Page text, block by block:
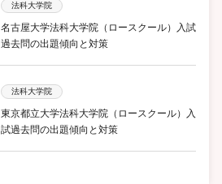
法科大学院
名古屋大学法科大学院（ロースクール）入試
過去問の出題傾向と対策
法科大学院
東京都立大学法科大学院（ロースクール）入
試過去問の出題傾向と対策